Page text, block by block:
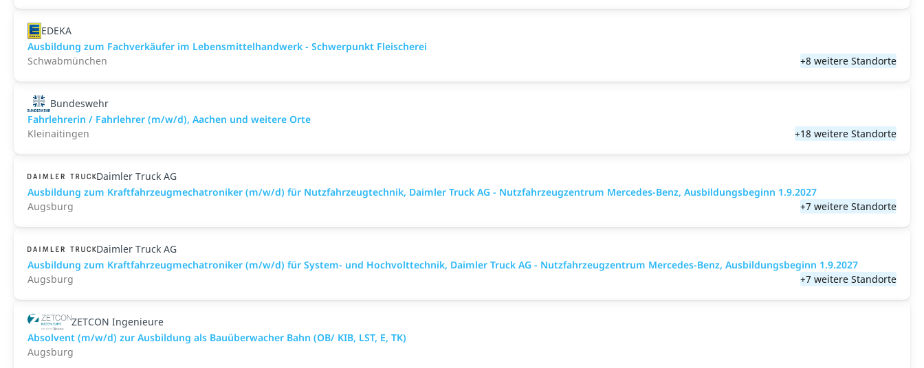
EDEKA
Ausbildung zum Fachverkäufer im Lebensmittelhandwerk - Schwerpunkt Fleischerei
Schwabmünchen
+8 weitere Standorte
Bundeswehr
Fahrlehrerin / Fahrlehrer (m/w/d), Aachen und weitere Orte
Kleinaitingen
+18 weitere Standorte
Daimler Truck AG
Ausbildung zum Kraftfahrzeugmechatroniker (m/w/d) für Nutzfahrzeugtechnik, Daimler Truck AG - Nutzfahrzeugzentrum Mercedes-Benz, Ausbildungsbeginn 1.9.2027
Augsburg
+7 weitere Standorte
Daimler Truck AG
Ausbildung zum Kraftfahrzeugmechatroniker (m/w/d) für System- und Hochvolttechnik, Daimler Truck AG - Nutzfahrzeugzentrum Mercedes-Benz, Ausbildungsbeginn 1.9.2027
Augsburg
+7 weitere Standorte
ZETCON Ingenieure
Absolvent (m/w/d) zur Ausbildung als Bauüberwacher Bahn (OB/ KIB, LST, E, TK)
Augsburg